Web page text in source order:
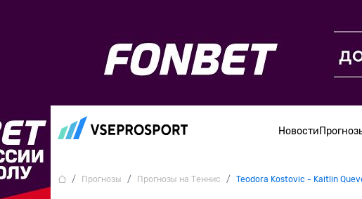
Новости
Прогнозы Прогнозы на Теннис Teodora Kostovic - Kaitlin